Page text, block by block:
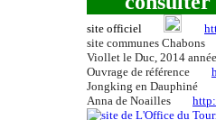
site officiel
site communes Chabons
Viollet le Duc, 2014
Ouvrage de référence
Jongking en Dauphiné
Anna de Noailles